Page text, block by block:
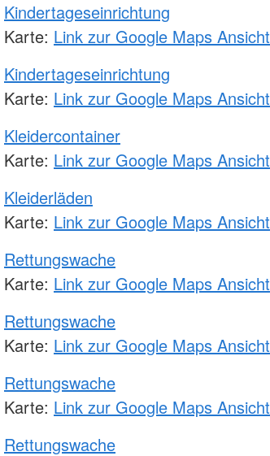
Kindertageseinrichtung
Karte: Link zur Google Maps Ansicht
Kindertageseinrichtung
Karte: Link zur Google Maps Ansicht
Kleidercontainer
Karte: Link zur Google Maps Ansicht
Kleiderläden
Karte: Link zur Google Maps Ansicht
Rettungswache
Karte: Link zur Google Maps Ansicht
Rettungswache
Karte: Link zur Google Maps Ansicht
Rettungswache
Karte: Link zur Google Maps Ansicht
Rettungswache